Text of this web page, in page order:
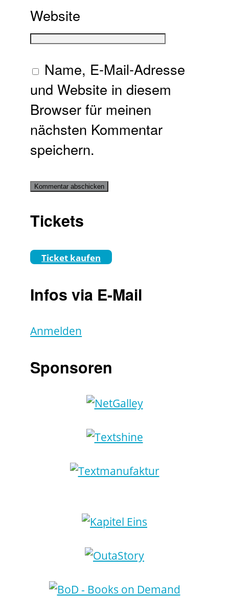
Website
Name, E-Mail-Adresse
und Website in diesem
Browser für meinen
nächsten Kommentar
speichern.
Tickets
Ticket kaufen
Infos via E-Mail
Anmelden
Sponsoren